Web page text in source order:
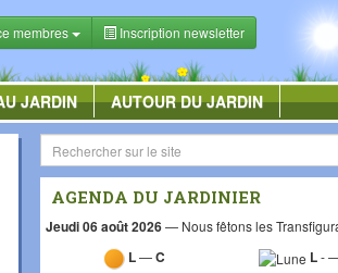
membres Inscription newsletter
JARDIN AUTOUR DU JARDIN
AGENDA DU JARDINIER
Jeudi 06 août 2026— Nous fêtons les
L—C L-